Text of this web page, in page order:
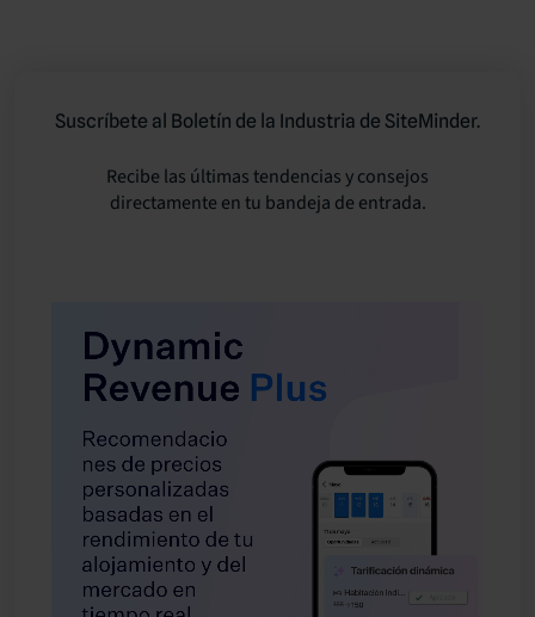
Suscríbete al Boletín de la Industria de SiteMinder.
Recibe las últimas tendencias y consejos
directamente en tu bandeja de entrada.